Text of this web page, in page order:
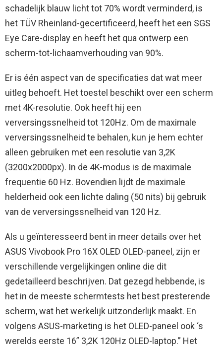
schadelijk blauw licht tot 70% wordt verminderd, is
het TÜV Rheinland-gecertificeerd, heeft het een SGS
Eye Care-display en heeft het qua ontwerp een
scherm-tot-lichaamverhouding van 90%.
Er is één aspect van de specificaties dat wat meer
uitleg behoeft. Het toestel beschikt over een scherm
met 4K-resolutie. Ook heeft hij een
verversingssnelheid tot 120Hz. Om de maximale
verversingssnelheid te behalen, kun je hem echter
alleen gebruiken met een resolutie van 3,2K
(3200x2000px). In de 4K-modus is de maximale
frequentie 60 Hz. Bovendien lijdt de maximale
helderheid ook een lichte daling (50 nits) bij gebruik
van de verversingssnelheid van 120 Hz.
Als u geïnteresseerd bent in meer details over het
ASUS Vivobook Pro 16X OLED OLED-paneel, zijn er
verschillende vergelijkingen online die dit
gedetailleerd beschrijven. Dat gezegd hebbende, is
het in de meeste schermtests het best presterende
scherm, wat het werkelijk uitzonderlijk maakt. En
volgens ASUS-marketing is het OLED-paneel ook ‘s
werelds eerste 16” 3,2K 120Hz OLED-laptop.” Het